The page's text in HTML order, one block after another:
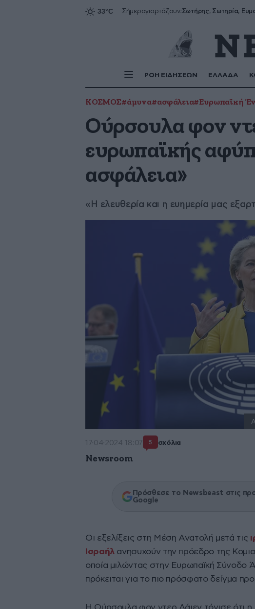
Σήμεραγιορτάζουν:
ΡΟΗ ΕΙΔΗΣΕΩΝ ΕΛΛΑΔΑ
ΚΟΣΜΟΣ#άμυνα#ασφάλεια#Ευρωπαϊκή
Ούρσουλα φον
ευρωπαϊκής
ασφάλεια»
«Η ελευθερία και η ευημερία μας
17·04·2024 18:07 5 σχόλια
Newsroom
Πρόσθεσε το Newsbeast στις
Google
Οι εξελίξεις στη Μέση Ανατολή μετά τις
Ισραήλανησυχούν την πρόεδρο της
οποία μιλώντας στην Ευρωπαϊκή Σύνοδο
πρόκειται για το πιο πρόσφατο δείγμα